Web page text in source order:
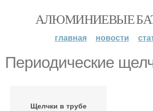
АЛЮМИНИЕВЫЕ
главная новости
Периодические
Щелчки в трубе